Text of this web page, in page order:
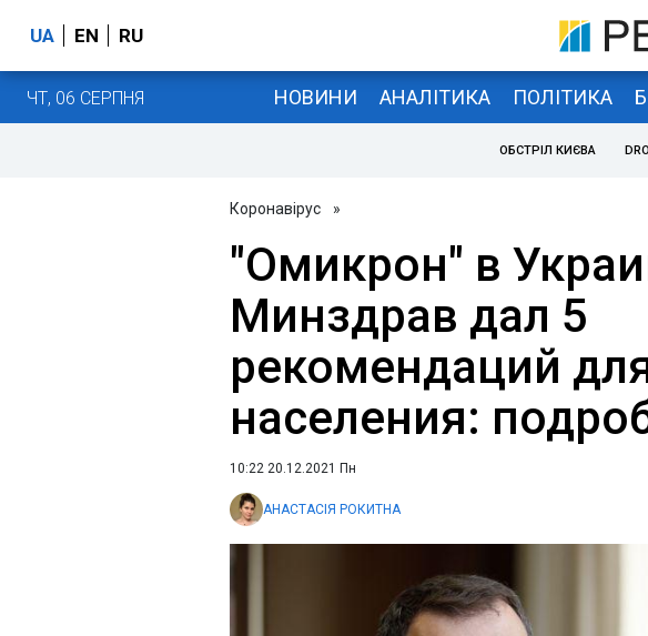
UA EN RU
ЧТ, 06 СЕРПНЯ НОВИНИ АНАЛІТИКА ПОЛІТИКА
ОБСТРІЛ КИЄВА
Коронавірус »
"Омикрон" в
Минздрав дал 5
рекомендаций
населения:
10:22 20.12.2021 Пн
АНАСТАСІЯ РОКИТНА